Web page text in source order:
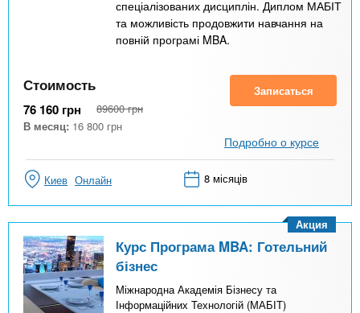
спеціалізованих дисциплін. Диплом МАБІТ
та можливість продовжити навчання на
повній програмі MBA.
Стоимость
76 160 грн 89600 грн
В месяц: 16 800 грн
Записаться
Подробно о курсе
Киев Онлайн 8 місяців
Курс Програма MBA: Готельний
бізнес
Міжнародна Академія Бізнесу та
Інформаційних Технологій (МАБІТ)
Акция